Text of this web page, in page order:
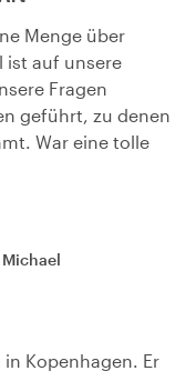
Menge über
ist auf unsere
Fragen
geführt, zu denen
War eine tolle
Michael
Kopenhagen. Er